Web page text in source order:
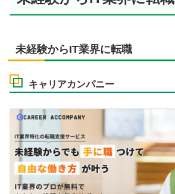
未経験からIT業界に転職
キャリアカンパニー